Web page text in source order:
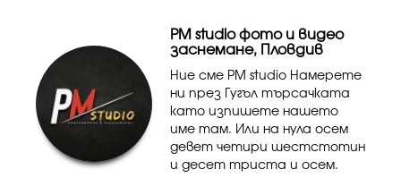
PM studio фото и видео
заснемане, Пловдив
Ние сме PM studio Намерете
ни през Гугъл търсачката
като изпишете нашето
име там. Или на нула осем
девет четири шестстотин
и десет триста и осем.